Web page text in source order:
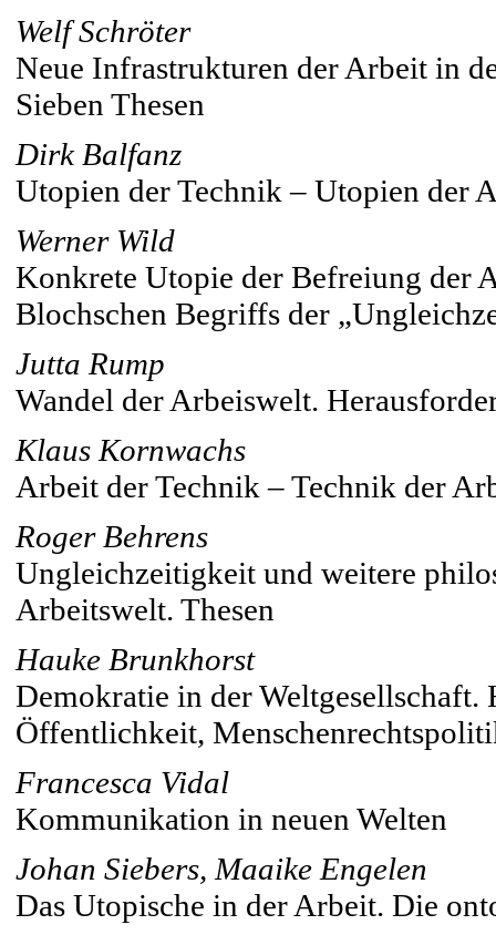
Welf Schröter
Neue Infrastrukturen der Arbeit in
Sieben Thesen
Dirk Balfanz
Utopien der Technik – Utopien der
Werner Wild
Konkrete Utopie der Befreiung der
Blochschen Begriffs der
Jutta Rump
Wandel der Arbeiswelt.
Klaus Kornwachs
Arbeit der Technik – Technik der
Roger Behrens
Ungleichzeitigkeit und weitere
Arbeitswelt. Thesen
Hauke Brunkhorst
Demokratie in der Weltgesellschaft.
Öffentlichkeit,
Francesca Vidal
Kommunikation in neuen Welten
Johan Siebers, Maaike Engelen
Das Utopische in der Arbeit. Die